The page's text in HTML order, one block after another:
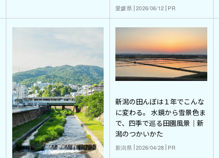
愛媛県 2026/06/12 PR
新潟の田んぼは１年でこんな
に変わる。 水鏡から雪景色ま
で、四季で巡る田園風景｜新
潟のつかいかた
新潟県 2026/04/28 PR